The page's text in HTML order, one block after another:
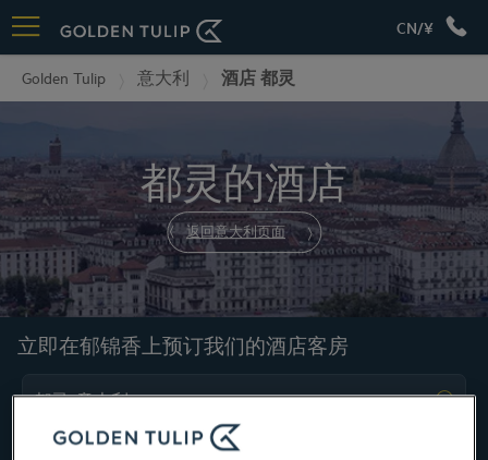
CN/¥
Golden Tulip 意大利 酒店 都灵
都灵的酒店
返回意大利页面
立即在郁锦香上预订我们的酒店客房